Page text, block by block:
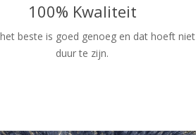
100% Kwaliteit
beste is goed genoeg en dat hoeft niet
duur te zijn.